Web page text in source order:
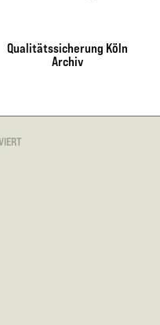
Qualitätssicherung Köln
Archiv